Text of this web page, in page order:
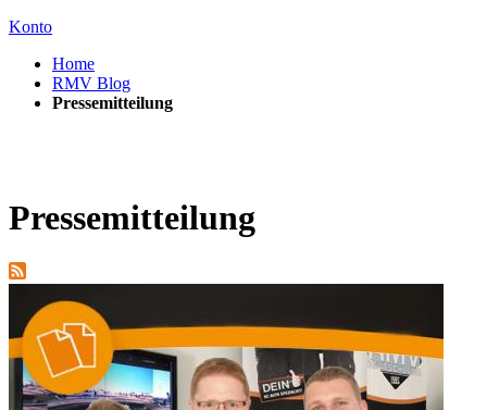
Konto
Home
RMV Blog
Pressemitteilung
Pressemitteilung